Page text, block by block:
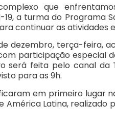
que
a turma do Programa
continuar as atividades
dezembro, terça-feira,
participação especial
será feita pelo canal da
para as 9h.
em primeiro lugar
América Latina,